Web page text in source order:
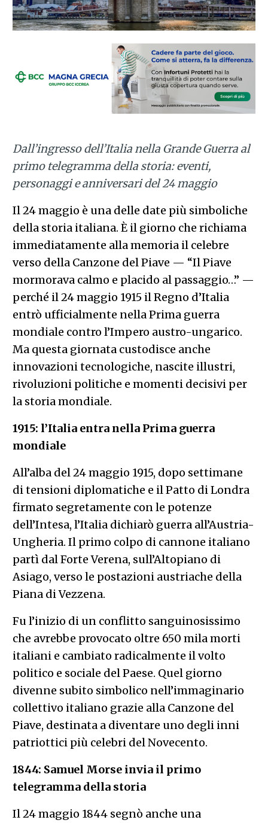
Dall’ingresso dell’Italia nella Grande Guerra al
primo telegramma della storia: eventi,
personaggi e anniversari del 24 maggio
Il 24 maggio è una delle date più simboliche
della storia italiana. È il giorno che richiama
immediatamente alla memoria il celebre
verso della Canzone del Piave — “Il Piave
mormorava calmo e placido al passaggio…” —
perché il 24 maggio 1915 il Regno d’Italia
entrò ufficialmente nella Prima guerra
mondiale contro l’Impero austro-ungarico.
Ma questa giornata custodisce anche
innovazioni tecnologiche, nascite illustri,
rivoluzioni politiche e momenti decisivi per
la storia mondiale.
1915: l’Italia entra nella Prima guerra
mondiale
All’alba del 24 maggio 1915, dopo settimane
di tensioni diplomatiche e il Patto di Londra
firmato segretamente con le potenze
dell’Intesa, l’Italia dichiarò guerra all’Austria-
Ungheria. Il primo colpo di cannone italiano
partì dal Forte Verena, sull’Altopiano di
Asiago, verso le postazioni austriache della
Piana di Vezzena.
Fu l’inizio di un conflitto sanguinosissimo
che avrebbe provocato oltre 650 mila morti
italiani e cambiato radicalmente il volto
politico e sociale del Paese. Quel giorno
divenne subito simbolico nell’immaginario
collettivo italiano grazie alla Canzone del
Piave, destinata a diventare uno degli inni
patriottici più celebri del Novecento.
1844: Samuel Morse invia il primo
telegramma della storia
Il 24 maggio 1844 segnò anche una